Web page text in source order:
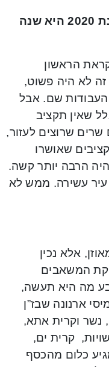
מבחינתה של קרית מוצקין, שנת 2020 היא שנה
הראשון
זה לא היה פשוט,
העבודות שם. אבל
שאין תקציב
שרים שרוצים לעזור,
שאושרו
הרבה יותר קשה.
עיר עשירה. ממש לא
אלא נכין
המשאבים
מה היא תעשה,
מיסי ארנונה שבז”ן
נשר וקרית אתא,
קרית ים,
כלום מהכסף